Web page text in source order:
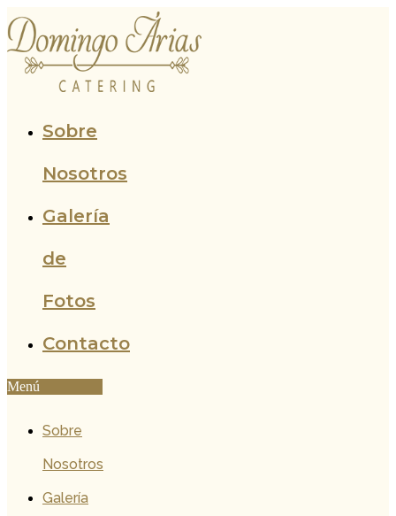
al
contenido
Sobre
Nosotros
Galería
de
Fotos
Contacto
Menú
Sobre
Nosotros
Galería